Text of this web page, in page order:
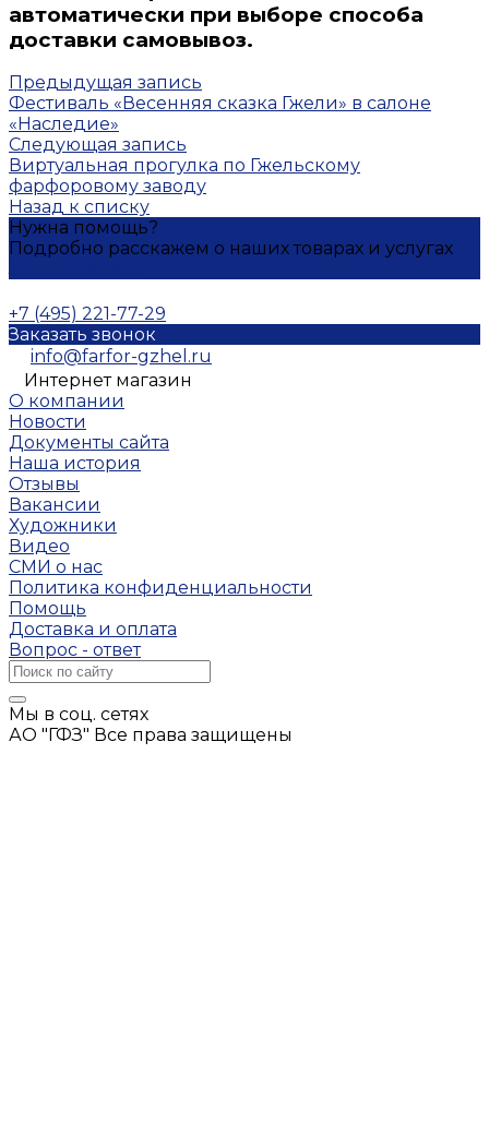
автоматически при выборе способа
доставки самовывоз.
Предыдущая запись
Фестиваль «Весенняя сказка Гжели» в салоне
«Наследие»
Следующая запись
Виртуальная прогулка по Гжельскому
фарфоровому заводу
Назад к списку
Нужна помощь?
Подробно расскажем о наших товарах и услугах
+7 (495) 221-77-29
Заказать звонок
info@farfor-gzhel.ru
Интернет магазин
О компании
Новости
Документы сайта
Наша история
Отзывы
Вакансии
Художники
Видео
СМИ о нас
Политика конфиденциальности
Помощь
Доставка и оплата
Вопрос - ответ
Мы в соц. сетях
АО "ГФЗ" Все права защищены